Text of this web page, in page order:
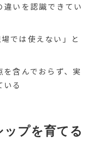
いを認識できてい
では使えない」と
含んでおらず、実
る
プを育てる